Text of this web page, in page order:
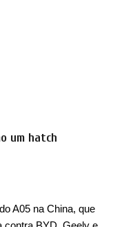
relevância que existe.
um hatch
A05 na China, que